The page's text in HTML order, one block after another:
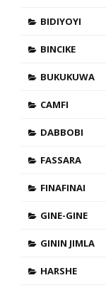
BIDIYOYI
BINCIKE
BUKUKUWA
CAMFI
DABBOBI
FASSARA
FINAFINAI
GINE-GINE
GININ JIMLA
HARSHE